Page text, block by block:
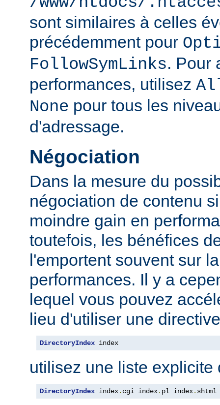
sont similaires à celles
précédemment pour
FollowSymLinks. Pour
performances, utilisez
None pour tous les
d'adressage.
Négociation
Dans la mesure du
négociation de contenu
moindre gain en
toutefois, les bénéfices
l'emportent souvent sur
performances. Il y a
lequel vous pouvez
lieu d'utiliser une
DirectoryIndex index
utilisez une liste explicite
DirectoryIndex index. cgi index. pl index. shtml